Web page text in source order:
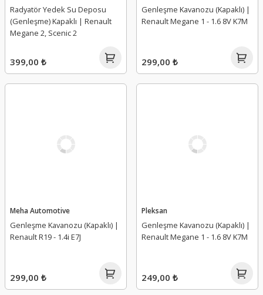
Radyatör Yedek Su Deposu
(Genleşme) Kapaklı | Renault
Megane 2, Scenic 2
399,00 ₺
Genleşme Kavanozu (Kapaklı) |
Renault Megane 1 - 1.6 8V K7M
299,00 ₺
Meha Automotive
Genleşme Kavanozu (Kapaklı) |
Renault R19 - 1.4i E7J
299,00 ₺
Pleksan
Genleşme Kavanozu (Kapaklı) |
Renault Megane 1 - 1.6 8V K7M
249,00 ₺